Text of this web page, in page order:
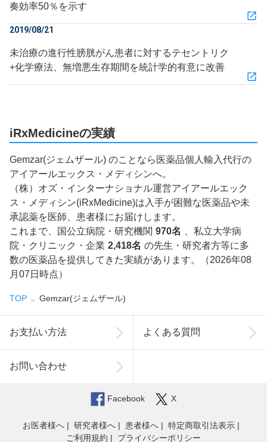
奏効率50％を示す
2019/08/21
未治療の進行性膀胱がん患者に対するテセントリク
+化学療法、無増悪生存期間を統計学的有意に改善
iRxMedicineの実績
Gemzar(ジェムザール) のことなら医薬品個人輸入代行の
アイアールエックス・メディシンへ。
（株）オズ・インターナショナル運営アイアールエック
ス・メディシン(iRxMedicine)は入手が困難な医薬品や未
承認薬を医師、患者様にお届けします。
これまで、国公立病院・研究機関 970名
、私立大学病
院・クリニック・企業 2,418名 の先生・研究者方等に多
数の医薬品を提供してきた実績があります。（2026年08
月07日時点）
TOP Gemzar(ジェムザール)
お支払い方法 よくある質問
お問い合わせ
Facebook X
お医者様へ 研究者様へ 患者様へ
特定商取引法表示
ご利用規約
プライバシーポリシー